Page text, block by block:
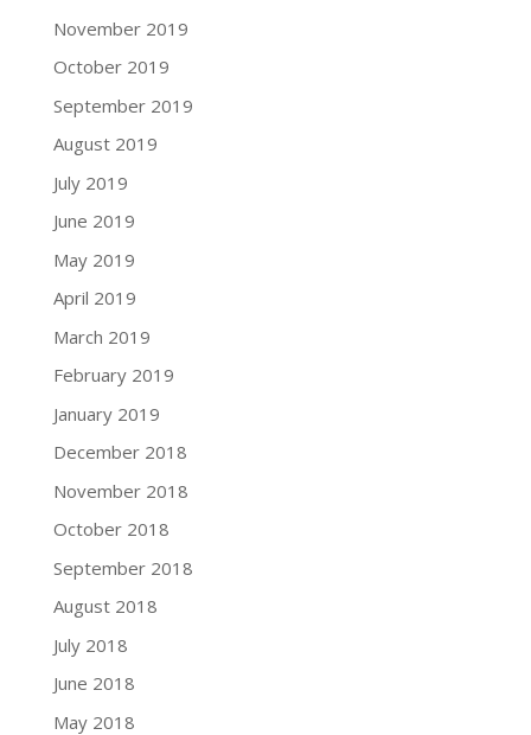
November 2019
October 2019
September 2019
August 2019
July 2019
June 2019
May 2019
April 2019
March 2019
February 2019
January 2019
December 2018
November 2018
October 2018
September 2018
August 2018
July 2018
June 2018
May 2018